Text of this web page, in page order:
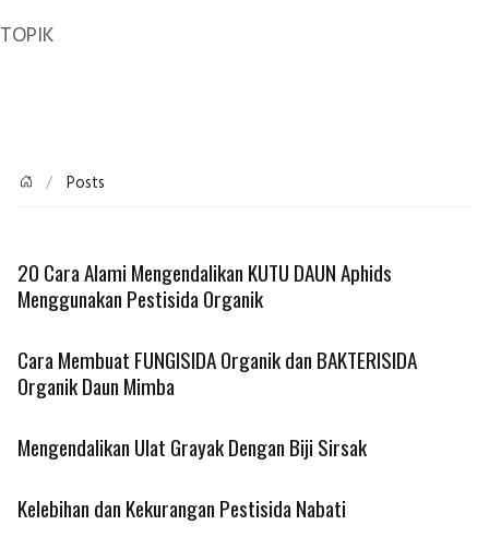
TOPIK
Posts
20 Cara Alami Mengendalikan KUTU DAUN Aphids
Menggunakan Pestisida Organik
Cara Membuat FUNGISIDA Organik dan BAKTERISIDA
Organik Daun Mimba
Mengendalikan Ulat Grayak Dengan Biji Sirsak
Kelebihan dan Kekurangan Pestisida Nabati